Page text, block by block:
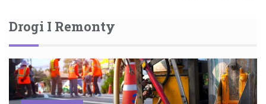
Drogi I Remonty